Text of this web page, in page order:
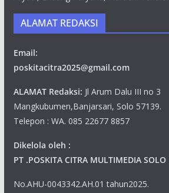
ALAMAT REDAKSI
Email:
poskitacitra2025@gmail.com
ALAMAT Redaksi: Jl Arum Dalu III no 3
Mangkubumen,Banjarsari, Solo 57139.
Telepon : WA. 085 22677 8857
Dikelola oleh :
PT .POSKITA CITRA MULTIMEDIA SOLO
No.AHU-0043342.AH.01 tahun2025.